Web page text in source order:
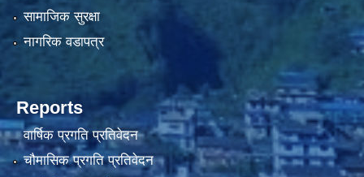
सामाजिक सुरक्षा
नागरिक वडापत्र
Reports
वार्षिक प्रगति प्रतिवेदन
चौमासिक प्रगति प्रतिवेदन